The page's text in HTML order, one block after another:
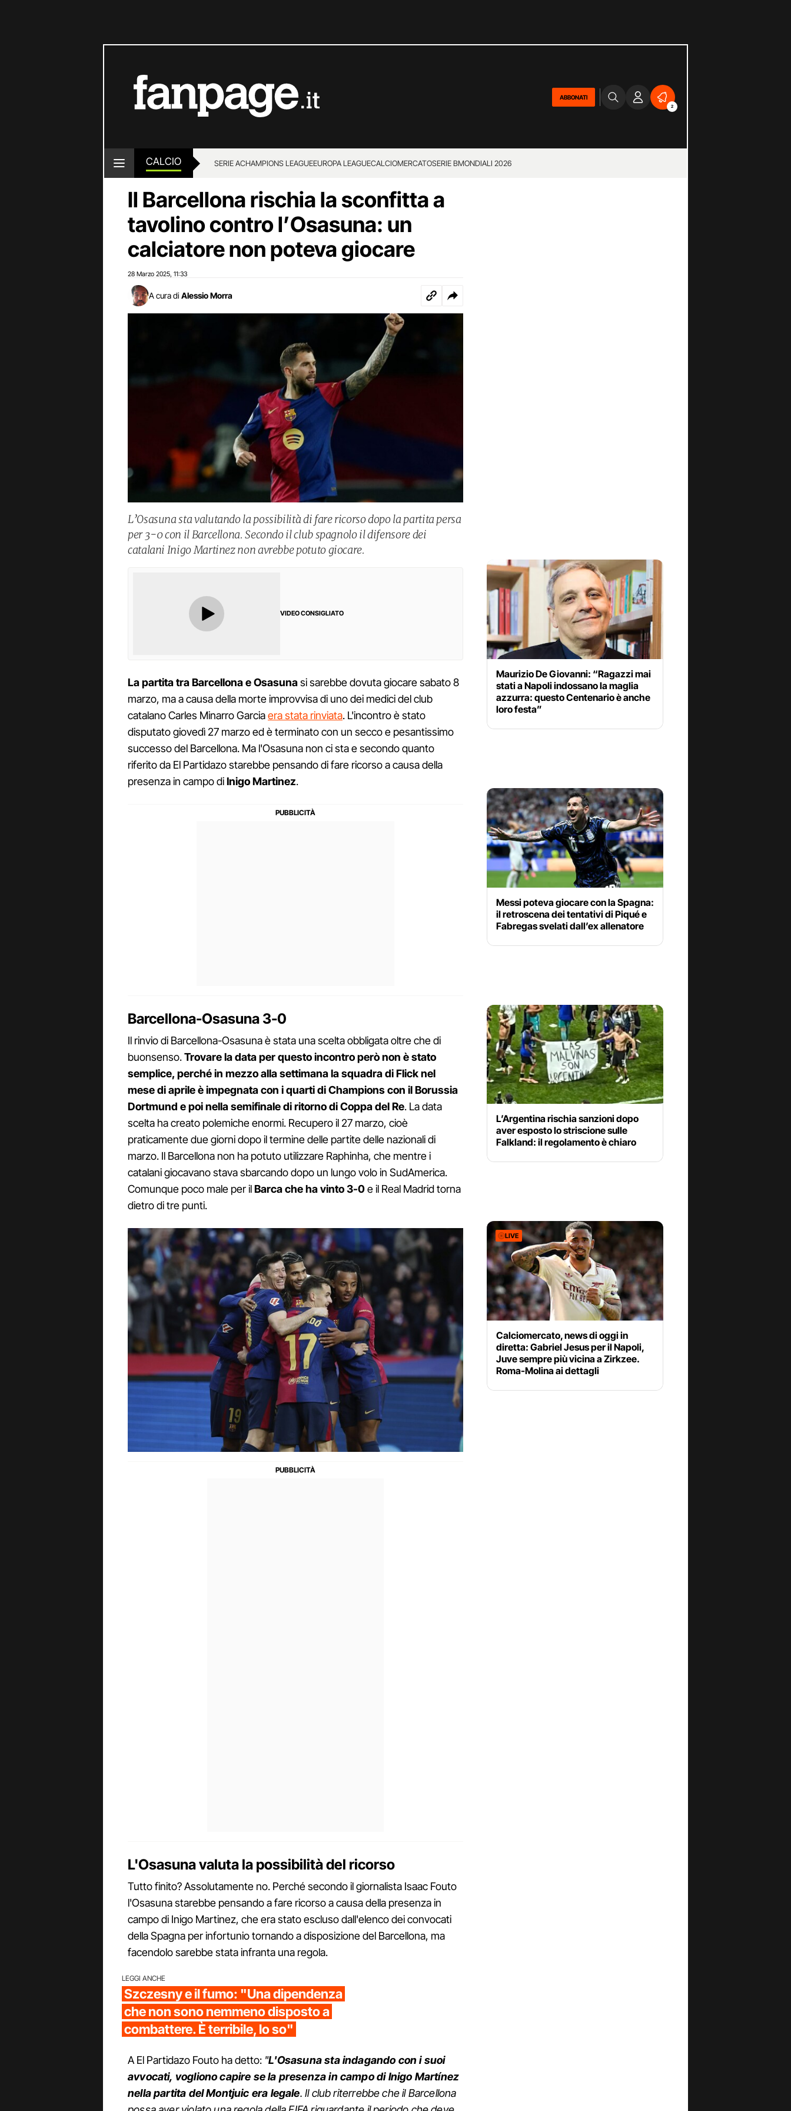
ABBONATI
2
CALCIO SERIE ACHAMPIONS LEAGUEEUROPA LEAGUECALCIOMERCATOSERIE BMONDIALI 2026
Il Barcellona rischia la sconfitta a
tavolino contro l’Osasuna: un
calciatore non poteva giocare
28 Marzo 2025 11:33
A cura di Alessio Morra
L’Osasuna sta valutando la possibilità di fare ricorso dopo la partita persa
per 3-0 con il Barcellona. Secondo il club spagnolo il difensore dei
catalani Inigo Martinez non avrebbe potuto giocare.
VIDEO CONSIGLIATO
La partita tra Barcellona e Osasunasi sarebbe dovuta giocare sabato 8
marzo, ma a causa della morte improvvisa di uno dei medici del club
catalano Carles Minarro Garciaera stata rinviata. L'incontro è stato
disputato giovedì 27 marzo ed è terminato con un secco e pesantissimo
successo del Barcellona. Ma l'Osasuna non ci sta e secondo quanto
riferito da El Partidazo starebbe pensando di fare ricorso a causa della
presenza in campo diInigo Martinez.
Barcellona-Osasuna 3-0
Il rinvio di Barcellona-Osasuna è stata una scelta obbligata oltre che di
buonsenso.Trovare la data per questo incontro però non è stato
semplice, perché in mezzo alla settimana la squadra di Flick nel
mese di aprile è impegnata con i quarti di Champions con il Borussia
Dortmund e poi nella semifinale di ritorno di Coppa del Re. La data
scelta ha creato polemiche enormi. Recupero il 27 marzo, cioè
praticamente due giorni dopo il termine delle partite delle nazionali di
marzo. Il Barcellona non ha potuto utilizzare Raphinha, che mentre i
catalani giocavano stava sbarcando dopo un lungo volo in SudAmerica.
Comunque poco male per ilBarca che ha vinto 3-0e il Real Madrid torna
dietro di tre punti.
L'Osasuna valuta la possibilità del ricorso
Tutto finito? Assolutamente no. Perché secondo il giornalista Isaac Fouto
l'Osasuna starebbe pensando a fare ricorso a causa della presenza in
campo di Inigo Martinez, che era stato escluso dall'elenco dei convocati
della Spagna per infortunio tornando a disposizione del Barcellona, ma
facendolo sarebbe stata infranta una regola.
LEGGI ANCHE
Szczesny e il fumo: "Una dipendenza
che non sono nemmeno disposto a
combattere. È terribile, lo so"
A El Partidazo Fouto ha detto: "L'Osasuna sta indagando con i suoi
avvocati, vogliono capire se la presenza in campo di Inigo Martínez
nella partita del Montjuic era legale. Il club riterrebbe che il Barcellona
Maurizio De Giovanni: “Ragazzi mai
stati a Napoli indossano la maglia
azzurra: questo Centenario è anche
loro festa”
Messi poteva giocare con la Spagna:
il retroscena dei tentativi di Piqué e
Fabregas svelati dall’ex allenatore
L’Argentina rischia sanzioni dopo
aver esposto lo striscione sulle
Falkland: il regolamento è chiaro
LIVE
Calciomercato, news di oggi in
diretta: Gabriel Jesus per il Napoli,
Juve sempre più vicina a Zirkzee.
Roma-Molina ai dettagli